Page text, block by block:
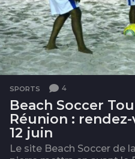
SPORTS 4
Beach Soccer
Réunion :
12 juin
Le site Beach Soccer de